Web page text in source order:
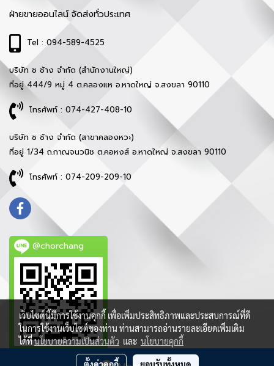
ฝ่ายขายออนไลน์ จัดส่งทั่วประเทศ
Tel : 094-589-4525
บริษัท ช ช้าง จำกัด (สำนักงานใหญ่)
ที่อยู่ 444/9 หมู่ 4 ต.คลองแห อ.หาดใหญ่ จ.สงขลา 90110
โทรศัพท์ : 074-427-408-10
บริษัท ช ช้าง จำกัด (สาขาคลองหวะ)
ที่อยู่ 1/34 ถ.กาญจนวนิช ต.คอหงส์ อ.หาดใหญ่ จ.สงขลา 90110
โทรศัพท์ : 074-209-209-10
@chorchang
เว็บไซต์นี้มีการใช้งานคุกกี้ เพื่อเพิ่มประสิทธิภาพและประสบการณ์ที่ดี
ในการใช้งานเว็บไซต์ของท่าน ท่านสามารถอ่านรายละเอียดเพิ่มเติม
ได้ที่นโยบายความเป็นส่วนตัว และ นโยบายคุกกี้